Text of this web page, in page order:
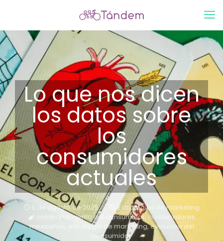
Lo que nos dicen
los datos sobre
los
consumidores
actuales
6 de agosto de 2025
Estrategias de marketing
comportamiento del consumidor,consumidores
mexicanos
estrategia de marketing,evolucion del
consumidor